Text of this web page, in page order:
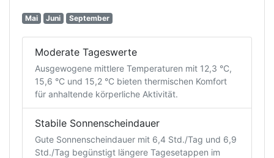
Mai Juni September
Moderate Tageswerte
Ausgewogene mittlere Temperaturen mit 12,3 °C,
15,6 °C und 15,2 °C bieten thermischen Komfort
für anhaltende körperliche Aktivität.
Stabile Sonnenscheindauer
Gute Sonnenscheindauer mit 6,4 Std./Tag und 6,9
Std./Tag begünstigt längere Tagesetappen im